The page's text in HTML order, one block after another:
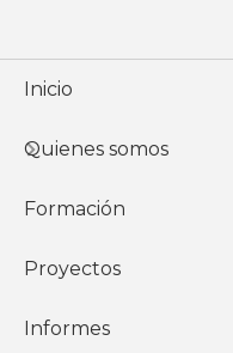
El
Autores
Inicio
Quienes somos
Formación
Proyectos
Informes